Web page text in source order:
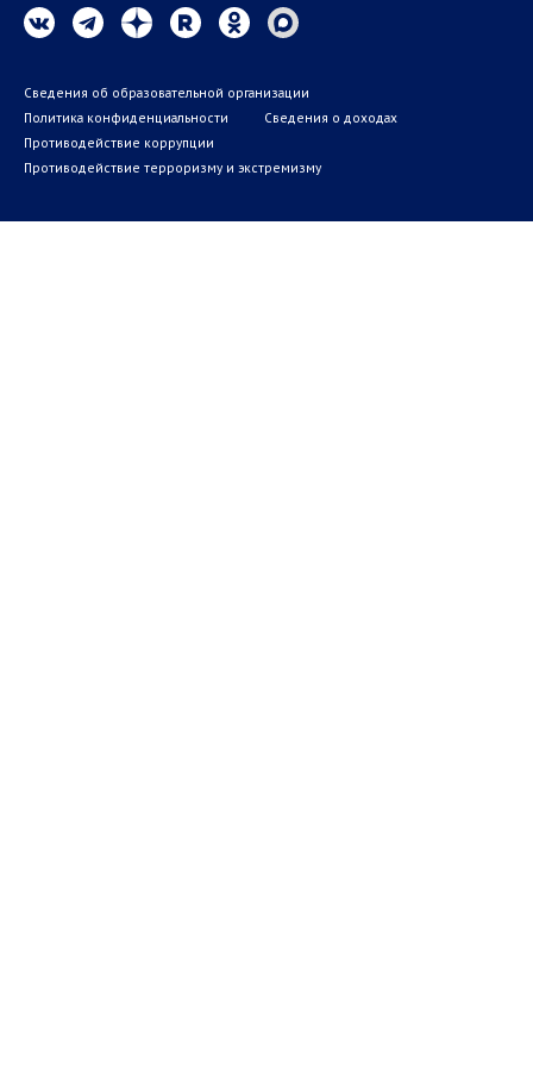
Сведения об образовательной организации
Политика конфиденциальности
Сведения о доходах
Противодействие коррупции
Противодействие терроризму и экстремизму